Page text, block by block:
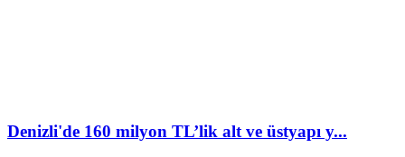
Denizli'de 160 milyon TL’lik alt ve üstyapı y...